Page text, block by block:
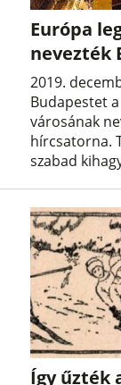
Európa
nevezték
2019.
Budapestet
városának
hírcsatorna.
szabad
Így űzték